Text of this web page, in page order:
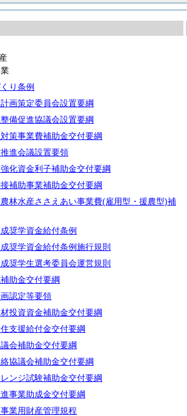
業
り条例
画策定委員会設置要綱
備促進協議会設置要綱
策事業費補助金交付要綱
進会議設置要領
化資金利子補助金交付要綱
補助事業補助金交付要綱
林水産ささえあい事業費(雇用型・援農型)補
奨学資金給付条例
奨学資金給付条例施行規則
奨学生選考委員会運営規則
助金交付要綱
認定等要領
投資資金補助金交付要綱
支援給付金交付要綱
会補助金交付要綱
協議会補助金交付要綱
ンジ試験補助金交付要綱
事業助成金交付要綱
業用財産管理規程